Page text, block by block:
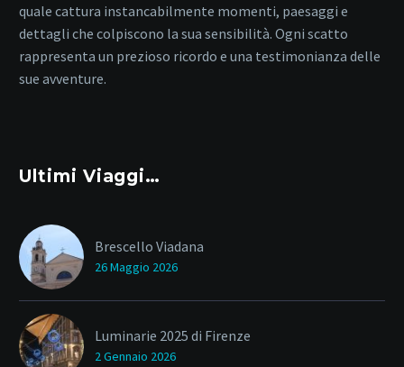
quale cattura instancabilmente momenti, paesaggi e
dettagli che colpiscono la sua sensibilità. Ogni scatto
rappresenta un prezioso ricordo e una testimonianza delle
sue avventure.
Ultimi Viaggi…
Brescello Viadana
26 Maggio 2026
Luminarie 2025 di Firenze
2 Gennaio 2026